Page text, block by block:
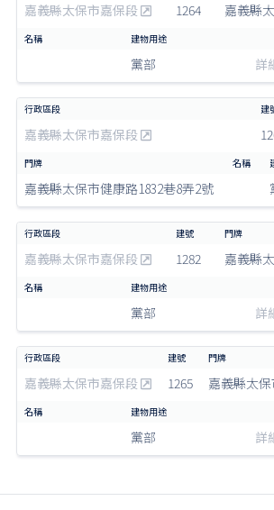
嘉義縣太保市嘉保段 1264 嘉義縣
黨部 詳
嘉義縣太保市嘉保段
嘉義縣太保市健康路1832巷8弄2號
嘉義縣太保市嘉保段 1282 嘉義縣
黨部 詳
嘉義縣太保市嘉保段 1265 嘉義縣太
黨部 詳